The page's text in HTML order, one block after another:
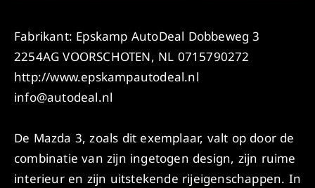
Fabrikant: Epskamp AutoDeal Dobbeweg 3
2254AG VOORSCHOTEN, NL 0715790272
http://www.epskampautodeal.nl
info@autodeal.nl
De Mazda 3, zoals dit exemplaar, valt op door de
combinatie van zijn ingetogen design, zijn ruime
interieur en zijn uitstekende rijeigenschappen. In